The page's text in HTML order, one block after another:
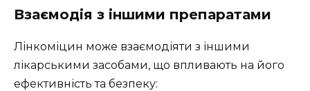
Взаємодія з іншими препаратами
Лінкоміцин може взаємодіяти з іншими
лікарськими засобами, що впливають на його
ефективність та безпеку: